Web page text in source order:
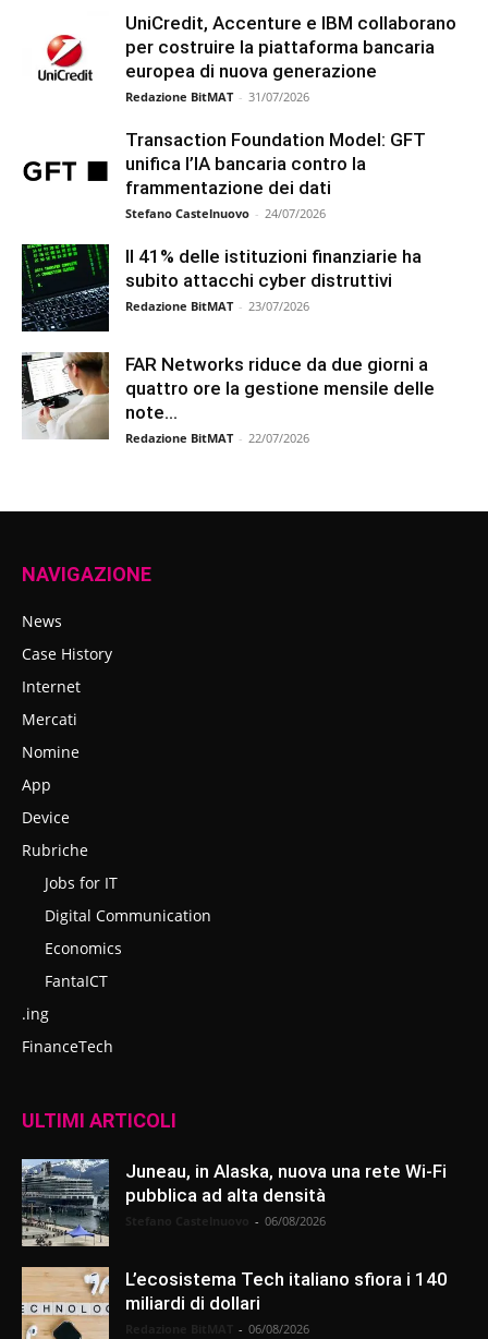
UniCredit, Accenture e IBM collaborano
per costruire la piattaforma bancaria
europea di nuova generazione
Redazione BitMAT - 31/07/2026
Transaction Foundation Model: GFT
unifica l’IA bancaria contro la
frammentazione dei dati
Stefano Castelnuovo - 24/07/2026
Il 41% delle istituzioni finanziarie ha
subito attacchi cyber distruttivi
Redazione BitMAT - 23/07/2026
FAR Networks riduce da due giorni a
quattro ore la gestione mensile delle
note...
Redazione BitMAT - 22/07/2026
NAVIGAZIONE
News
Case History
Internet
Mercati
Nomine
App
Device
Rubriche
Jobs for IT
Digital Communication
Economics
FantaICT
.ing
FinanceTech
ULTIMI ARTICOLI
Juneau, in Alaska, nuova una rete Wi-Fi
pubblica ad alta densità
- 06/08/2026
L’ecosistema Tech italiano sfiora i 140
miliardi di dollari
- 06/08/2026